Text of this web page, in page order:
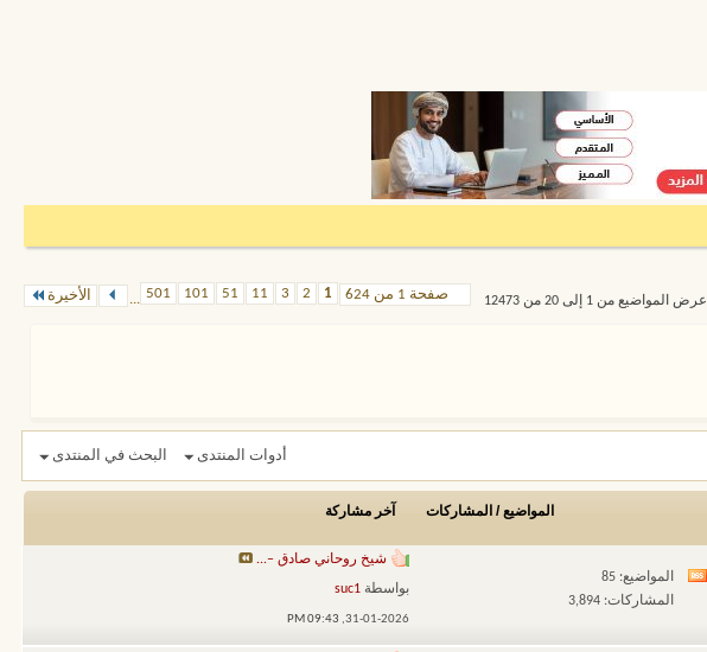
صفحة 1 من 624 1
2
3
11
51
101
501
... الأخيرة عرض المواضيع من 1 إلى 20 من 12473
أدوات المنتدى البحث في المنتدى
المواضيع / المشاركات آخر مشاركة
مشاهدة
هذا
المواضيع: 85
المشاركات: 3,894
شيخ روحاني صادق –...
بواسطة suc1
31-01-2026,
09:43 PM